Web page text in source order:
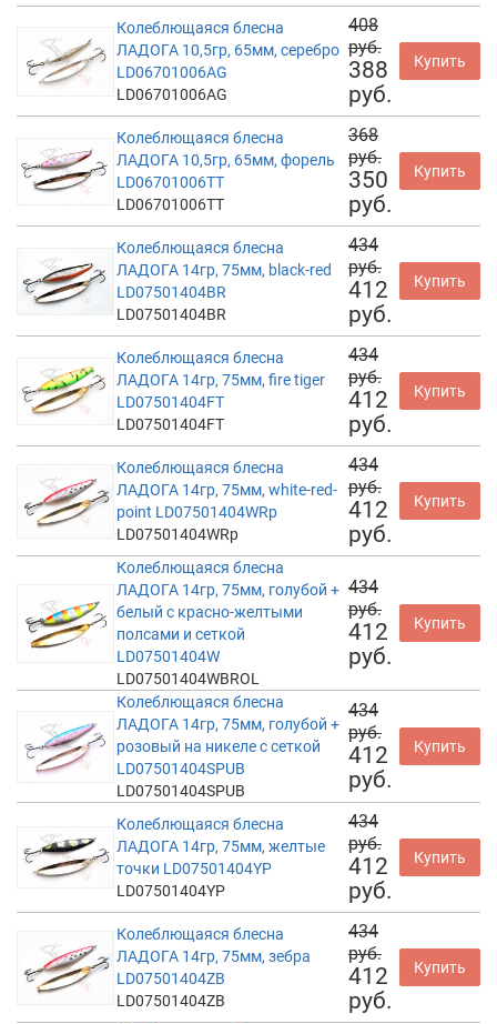
Колеблющаяся блесна
ЛАДОГА 10,5гр, 65мм, серебро
LD06701006AG
LD06701006AG
408
руб.
388
руб.
Купить
Колеблющаяся блесна
ЛАДОГА 10,5гр, 65мм, форель
LD06701006TT
LD06701006TT
368
руб.
350
руб.
Купить
Колеблющаяся блесна
ЛАДОГА 14гр, 75мм, black-red
LD07501404BR
LD07501404BR
434
руб.
412
руб.
Купить
Колеблющаяся блесна
ЛАДОГА 14гр, 75мм, fire tiger
LD07501404FT
LD07501404FT
434
руб.
412
руб.
Купить
Колеблющаяся блесна
ЛАДОГА 14гр, 75мм, white-red-
point LD07501404WRp
LD07501404WRp
434
руб.
412
руб.
Купить
Колеблющаяся блесна
ЛАДОГА 14гр, 75мм, голубой +
белый с красно-желтыми
полсами и сеткой
LD07501404W
LD07501404WBROL
434
руб.
412
руб.
Купить
Колеблющаяся блесна
ЛАДОГА 14гр, 75мм, голубой +
розовый на никеле с сеткой
LD07501404SPUB
LD07501404SPUB
434
руб.
412
руб.
Купить
Колеблющаяся блесна
ЛАДОГА 14гр, 75мм, желтые
точки LD07501404YP
LD07501404YP
434
руб.
412
руб.
Купить
Колеблющаяся блесна
ЛАДОГА 14гр, 75мм, зебра
LD07501404ZB
LD07501404ZB
434
руб.
412
руб.
Купить